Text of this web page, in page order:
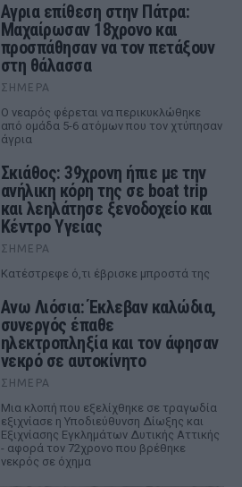
Αγρια επίθεση στην Πάτρα:
Μαχαίρωσαν 18χρονο και
προσπάθησαν να τον πετάξουν
στη θάλασσα
ΣΉΜΕΡΑ
Ο νεαρός φέρεται να περικυκλώθηκε
από ομάδα 5-6 ατόμων που τον χτύπησαν
άγρια
Σκιάθος: 39χρονη ήπιε με την
ανήλικη κόρη της σε boat trip
και λεηλάτησε ξενοδοχείο και
Κέντρο Υγείας
ΣΉΜΕΡΑ
Κατέστρεφε ό,τι έβρισκε μπροστά της
Ανω Λιόσια: Έκλεβαν καλώδια,
συνεργός έπαθε
ηλεκτροπληξία και τον άφησαν
νεκρό σε αυτοκίνητο
ΣΉΜΕΡΑ
Μια κλοπή που εξελίχθηκε σε τραγωδία
εξιχνίασε η Υποδιεύθυνση Δίωξης και
Εξιχνίασης Εγκλημάτων Δυτικής Αττικής
- αφορά τον 72χρονο που βρέθηκε
νεκρός σε όχημα